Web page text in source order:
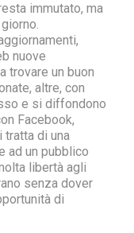
immutato, ma
nuove
trovare un buon
altre, con
e si diffondono
Facebook,
tratta di una
ad un pubblico
libertà agli
senza dover
di